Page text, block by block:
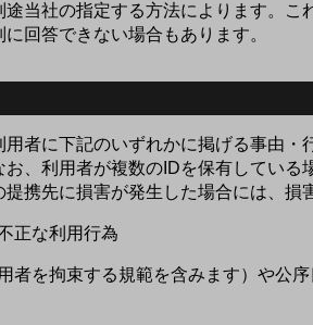
当社の指定する方法によります。こ
回答できない場合もあります。
者に下記のいずれかに掲げる事由・
、利用者が複数のIDを保有している
携先に損害が発生した場合には、損
正な利用行為
を拘束する規範を含みます）や公